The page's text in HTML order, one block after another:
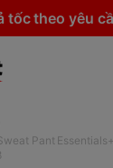
tốc theo yêu
Pant